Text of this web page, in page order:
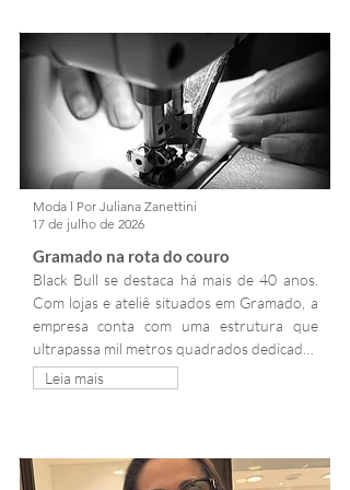
Moda l Por Juliana Zanettini
17 de julho de 2026
Gramado na rota do couro
Black Bull se destaca há mais de 40 anos.
Com lojas e ateliê situados em Gramado, a
empresa conta com uma estrutura que
ultrapassa mil metros quadrados dedicados
ao couro e se posiciona como uma
operação relevante no segmento. Sua
reforçando a presença do país entre os
principais mercados do setor, que incluem
Leia mais